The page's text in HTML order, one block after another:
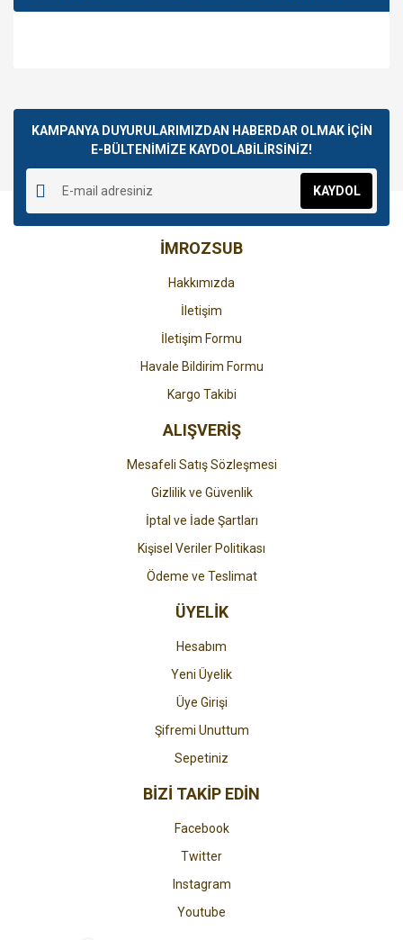
Yorum Yaz
kullanarak tarafımıza iletebilirsiniz.
Görüş ve önerileriniz için teşekkür ederiz.
Ürün resmi kalitesiz, bozuk veya görüntülenemiyor.
Ürün açıklamasında eksik bilgiler bulunuyor.
Ürün bilgilerinde hatalar bulunuyor.
Ürün fiyatı diğer sitelerden daha pahalı.
Gönder
KAMPANYA DUYURULARIMIZDAN HABERDAR OLMAK İÇİN
E-BÜLTENİMİZE KAYDOLABİLİRSİNİZ!
KAYDOL
İMROZSUB
Hakkımızda
İletişim
İletişim Formu
Havale Bildirim Formu
Kargo Takibi
ALIŞVERİŞ
Mesafeli Satış Sözleşmesi
Gizlilik ve Güvenlik
İptal ve İade Şartları
Kişisel Veriler Politikası
Ödeme ve Teslimat
ÜYELİK
Hesabım
Yeni Üyelik
Üye Girişi
Şifremi Unuttum
Sepetiniz
BİZİ TAKİP EDİN
Facebook
Twitter
Instagram
Youtube